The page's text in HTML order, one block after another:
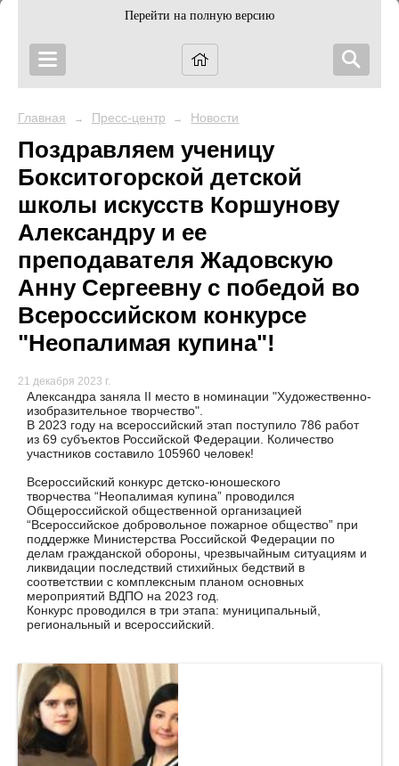
Перейти на полную версию
Главная → Пресс-центр → Новости
Поздравляем ученицу
Бокситогорской детской
школы искусств Коршунову
Александру и ее
преподавателя Жадовскую
Анну Сергеевну с победой во
Всероссийском конкурсе
"Неопалимая купина"!
21 декабря 2023 г.
Александра заняла II место в номинации "Художественно-
изобразительное творчество".
В 2023 году на всероссийский этап поступило 786 работ
из 69 субъектов Российской Федерации. Количество
участников составило 105960 человек!
Всероссийский конкурс детско-юношеского
творчества “Неопалимая купина” проводился
Общероссийской общественной организацией
“Всероссийское добровольное пожарное общество” при
поддержке Министерства Российской Федерации по
делам гражданской обороны, чрезвычайным ситуациям и
ликвидации последствий стихийных бедствий в
соответствии с комплексным планом основных
мероприятий ВДПО на 2023 год.
Конкурс проводился в три этапа: муниципальный,
региональный и всероссийский.